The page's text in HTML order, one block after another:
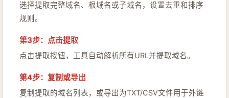
选择提取完整域名、根域名或子域名，设置去重和排序
规则。
第3步：点击提取
点击提取按钮，工具自动解析所有URL并提取域名。
第4步：复制或导出
复制提取的域名列表，或导出为TXT/CSV文件用于外链